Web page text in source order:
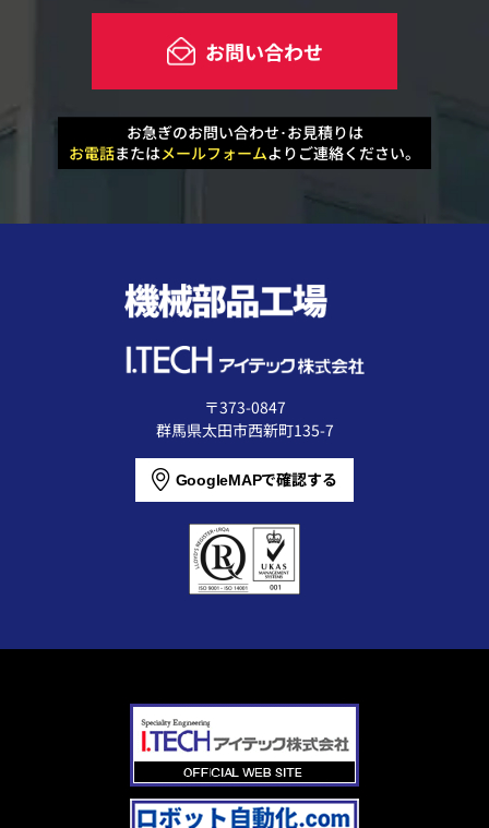
お問い合わせ
お急ぎのお問い合わせ･お見積りは
お電話またはメールフォームよりご連絡ください。
〒373-0847
群馬県太田市西新町135-7
GoogleMAPで確認する